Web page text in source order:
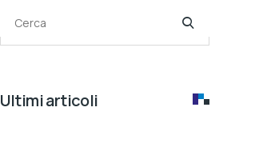
Ultimi articoli